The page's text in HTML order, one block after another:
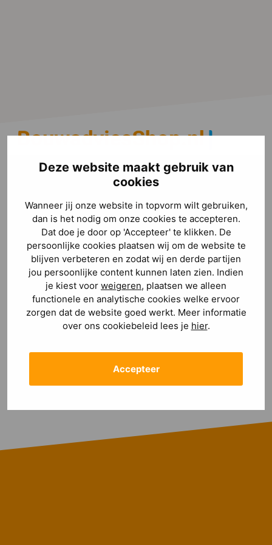
Deze website maakt gebruik van
cookies
Wanneer jij onze website in topvorm wilt gebruiken,
dan is het nodig om onze cookies te accepteren.
Dat doe je door op 'Accepteer' te klikken. De
persoonlijke cookies plaatsen wij om de website te
blijven verbeteren en zodat wij en derde partijen
jou persoonlijke content kunnen laten zien. Indien
je kiest voor weigeren, plaatsen we alleen
functionele en analytische cookies welke ervoor
zorgen dat de website goed werkt. Meer informatie
over ons cookiebeleid lees je hier.
Accepteer
Architect voor jouw
verbouwing nodig?
Beantwoord een paar korte vragen
en ontvang direct jouw persoonlijke
offerte.
  Ontwerp, bouwtekening en constructie onder
± 2 minuten